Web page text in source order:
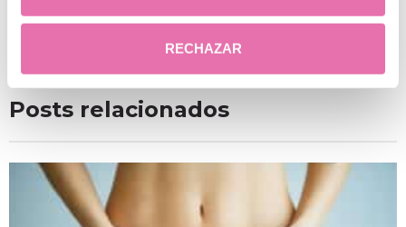
RECHAZAR
Posts relacionados